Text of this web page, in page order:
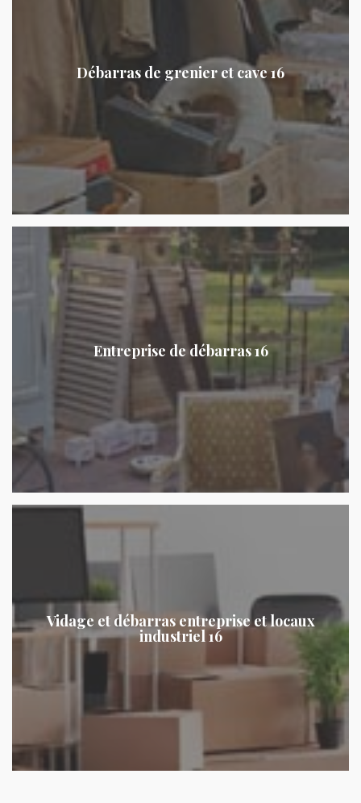
Débarras de grenier et cave 16
Entreprise de débarras 16
Vidage et débarras entreprise et locaux
industriel 16